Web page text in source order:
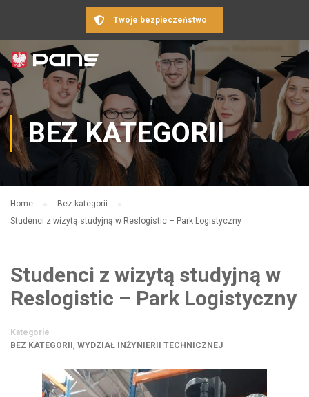
Twoje bezpieczeństwo
BEZ KATEGORII
Home
Bez kategorii
Studenci z wizytą studyjną w Reslogistic – Park Logistyczny
Studenci z wizytą studyjną w
Reslogistic – Park Logistyczny
Kategorie
BEZ KATEGORII , WYDZIAŁ INŻYNIERII TECHNICZNEJ